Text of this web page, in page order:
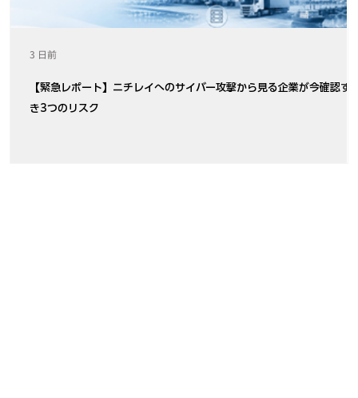
【緊急レポート】ニチレイへのサイバー攻撃から見る企業が今確認す
き3つのリスク
3 日前